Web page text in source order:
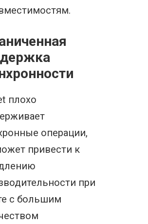
плохо
операции,
привести к
при
с большим